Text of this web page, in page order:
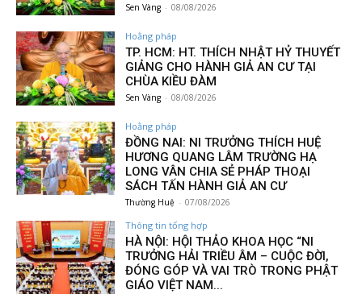
Sen Vàng - 08/08/2026
Hoằng pháp
TP. HCM: HT. THÍCH NHẬT HỶ THUYẾT
GIẢNG CHO HÀNH GIẢ AN CƯ TẠI
CHÙA KIỀU ĐÀM
Sen Vàng - 08/08/2026
Hoằng pháp
ĐỒNG NAI: NI TRƯỞNG THÍCH HUỆ
HƯƠNG QUANG LÂM TRƯỜNG HẠ
LONG VÂN CHIA SẺ PHÁP THOẠI
SÁCH TẤN HÀNH GIẢ AN CƯ
Thường Huệ - 07/08/2026
Thông tin tổng hợp
HÀ NỘI: HỘI THẢO KHOA HỌC “NI
TRƯỞNG HẢI TRIỀU ÂM – CUỘC ĐỜI,
ĐÓNG GÓP VÀ VAI TRÒ TRONG PHẬT
GIÁO VIỆT NAM...